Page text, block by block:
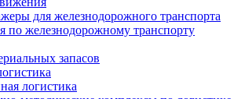
для железнодорожного транспорта
по железнодорожному транспорту
запасов
логистика